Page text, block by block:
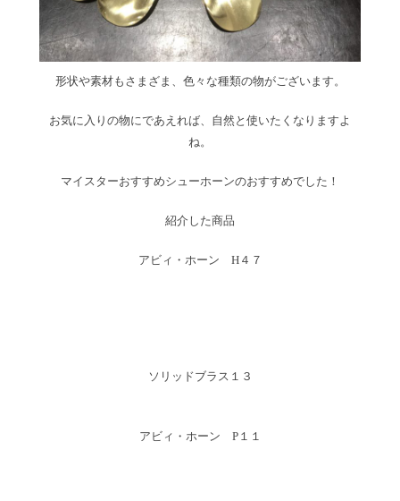
形状や素材もさまざま、色々な種類の物がございます。
お気に入りの物にであえれば、自然と使いたくなりますよ
ね。
マイスターおすすめシューホーンのおすすめでした！
紹介した商品
アビィ・ホーン H４７
ソリッドブラス１３
アビィ・ホーン P１１